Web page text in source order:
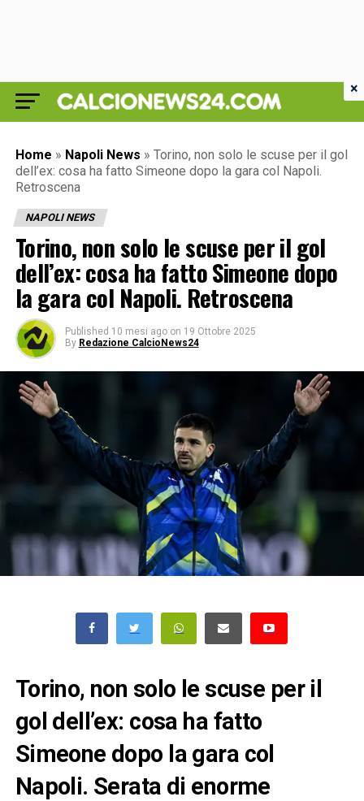
Home » Napoli News » Torino, non solo le scuse per il gol
dell’ex: cosa ha fatto Simeone dopo la gara col Napoli.
Retroscena
NAPOLI NEWS
Torino, non solo le scuse per il gol
dell’ex: cosa ha fatto Simeone dopo
la gara col Napoli. Retroscena
Published 10 mesi ago on 19 Ottobre 2025
By Redazione CalcioNews24
Torino, non solo le scuse per il
gol dell’ex: cosa ha fatto
Simeone dopo la gara col
Napoli. Serata di enorme
×